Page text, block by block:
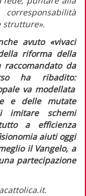
strutture».
avuto «vivaci
riforma della
raccomandato da
ha ribadito:
va modellata
e delle mutate
imitare schemi
a efficienza
aiuti oggi
il Vangelo, a
partecipazione